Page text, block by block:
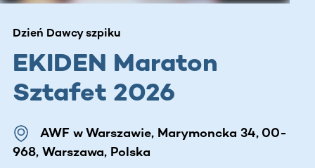
Dzień Dawcy szpiku
EKIDEN Maraton
Sztafet 2026
AWF w Warszawie, Marymoncka 34, 00-
968, Warszawa, Polska